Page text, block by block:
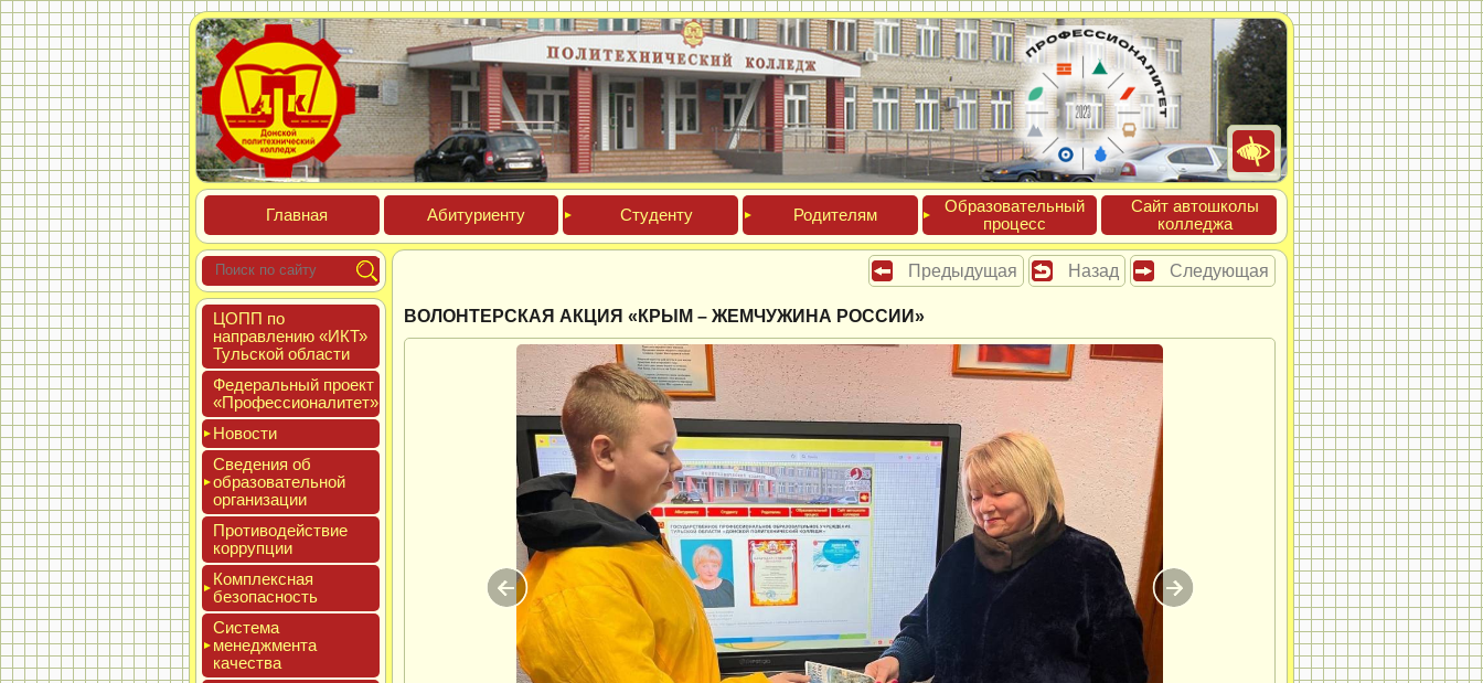
Глав­ная Аби­тури­ен­ту Сту­ден­ту Роди­телям
Обра­зова­тель­ный
про­цесс
Сайт ав­тошко­лы
кол­леджа
ЦОПП по
нап­равле­нию «ИКТ»
Туль­ской об­ласти
Феде­раль­ный про­ект
«Про­фес­си­она­литет»
Новос­ти
Све­дения об
об­ра­зова­тель­ной
ор­га­низа­ции
Про­тиво­дей­ствие
кор­рупции
Ком­плексная
бе­зопас­ность
Сис­те­ма
ме­нед­жмен­та
ка­чес­тва
Предыдущая Назад Следующая
ВОЛОНТЕРСКАЯ АКЦИЯ «КРЫМ – ЖЕМЧУЖИНА РОССИИ»